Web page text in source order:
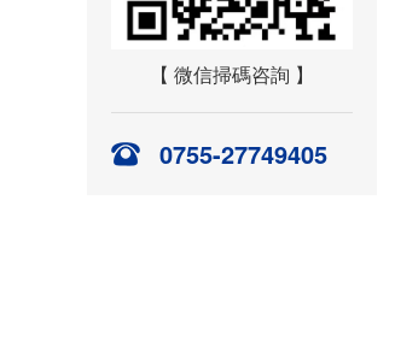
【 微信掃碼咨詢 】
0755-27749405